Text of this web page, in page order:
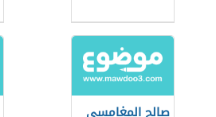
صالح المغامسي